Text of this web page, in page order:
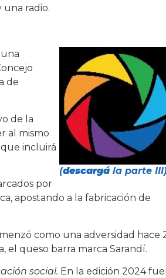
radio.
(descargála parte
una
de
de la
al mismo
incluirá
por
apostando a la fabricación de
como una adversidad hace
el queso barra marca Sarandí.
social. En la edición 2024